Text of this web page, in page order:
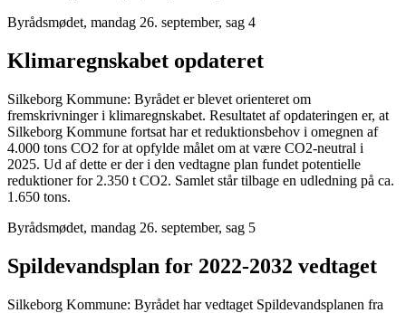
Byrådsmødet, mandag 26. september, sag 4
Klimaregnskabet opdateret
Silkeborg Kommune: Byrådet er blevet orienteret om
fremskrivninger i klimaregnskabet. Resultatet af opdateringen er, at
Silkeborg Kommune fortsat har et reduktionsbehov i omegnen af
4.000 tons CO2 for at opfylde målet om at være CO2-neutral i
2025. Ud af dette er der i den vedtagne plan fundet potentielle
reduktioner for 2.350 t CO2. Samlet står tilbage en udledning på ca.
1.650 tons.
Byrådsmødet, mandag 26. september, sag 5
Spildevandsplan for 2022-2032 vedtaget
Silkeborg Kommune: Byrådet har vedtaget Spildevandsplanen fra